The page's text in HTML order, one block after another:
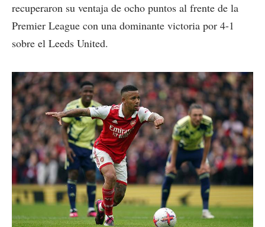
recuperaron su ventaja de ocho puntos al frente de la
Premier League con una dominante victoria por 4-1
sobre el Leeds United.